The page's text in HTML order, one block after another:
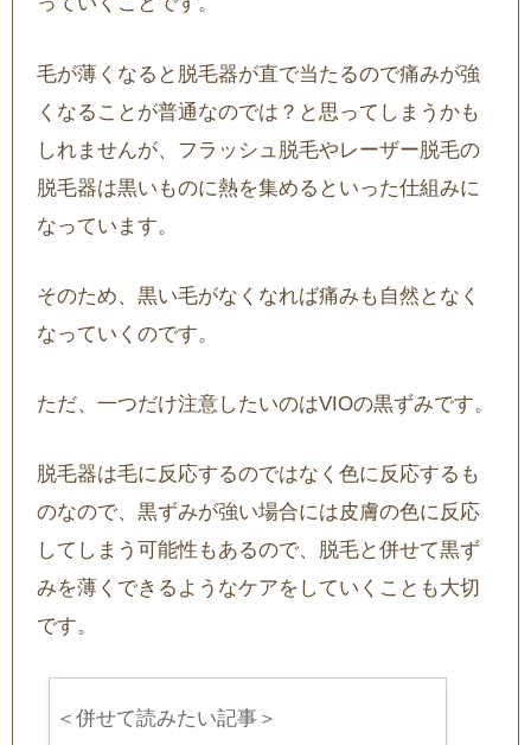
毛が薄くなると脱毛器が直で当たるので痛みが強
くなることが普通なのでは？と思ってしまうかも
しれませんが、フラッシュ脱毛やレーザー脱毛の
脱毛器は黒いものに熱を集めるといった仕組みに
なっています。
そのため、黒い毛がなくなれば痛みも自然となく
なっていくのです。
ただ、一つだけ注意したいのはVIOの黒ずみです。
脱毛器は毛に反応するのではなく色に反応するも
のなので、黒ずみが強い場合には皮膚の色に反応
してしまう可能性もあるので、脱毛と併せて黒ず
みを薄くできるようなケアをしていくことも大切
です。
＜併せて読みたい記事＞